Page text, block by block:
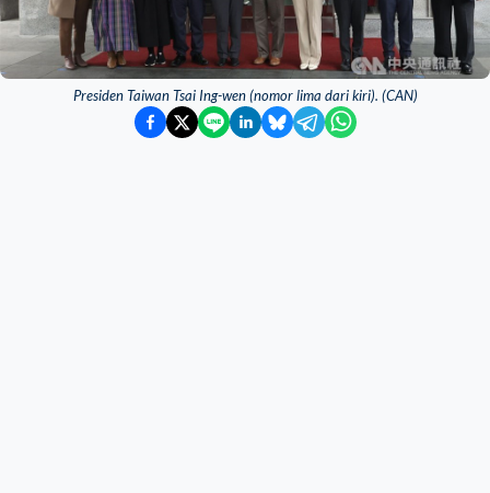
Presiden Taiwan Tsai Ing-wen (nomor lima dari kiri). (CAN)